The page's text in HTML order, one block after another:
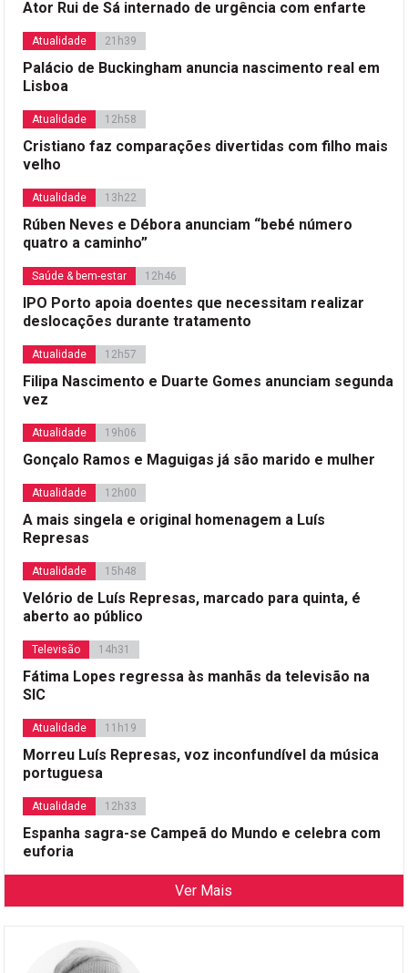
Ator Rui de Sá internado de urgência com enfarte
Atualidade 21h39
Palácio de Buckingham anuncia nascimento real em
Lisboa
Atualidade 12h58
Cristiano faz comparações divertidas com filho mais
velho
Atualidade 13h22
Rúben Neves e Débora anunciam “bebé número
quatro a caminho”
Saúde & bem-estar 12h46
IPO Porto apoia doentes que necessitam realizar
deslocações durante tratamento
Atualidade 12h57
Filipa Nascimento e Duarte Gomes anunciam segunda
vez
Atualidade 19h06
Gonçalo Ramos e Maguigas já são marido e mulher
Atualidade 12h00
A mais singela e original homenagem a Luís
Represas
Atualidade 15h48
Velório de Luís Represas, marcado para quinta, é
aberto ao público
Televisão 14h31
Fátima Lopes regressa às manhãs da televisão na
SIC
Atualidade 11h19
Morreu Luís Represas, voz inconfundível da música
portuguesa
Atualidade 12h33
Espanha sagra-se Campeã do Mundo e celebra com
euforia
Ver Mais